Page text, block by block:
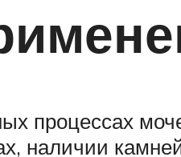
процессах
наличии